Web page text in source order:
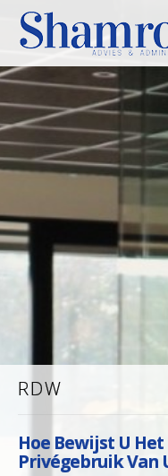
Home
Team
Diensten
Tips
Contact
RDW
Hoe Bewijst U Het
Privégebruik Van